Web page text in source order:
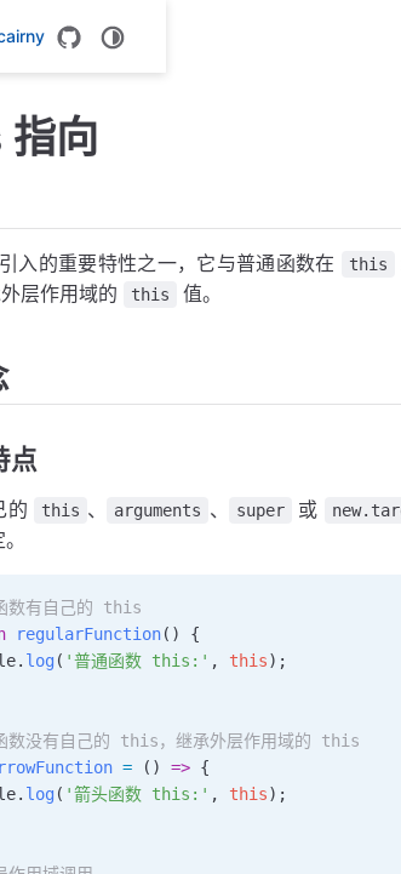
向
入的重要特性之一，它与普通函数在 this
层作用域的 this 值。
点
的 this 、 arguments 、 super 或
数有自己的 this
regularFunction() {
. log ( '普通函数 this:' , this);
没有自己的 this，继承外层作用域的 this
= () => {
. log ( '箭头函数 this:' , this);